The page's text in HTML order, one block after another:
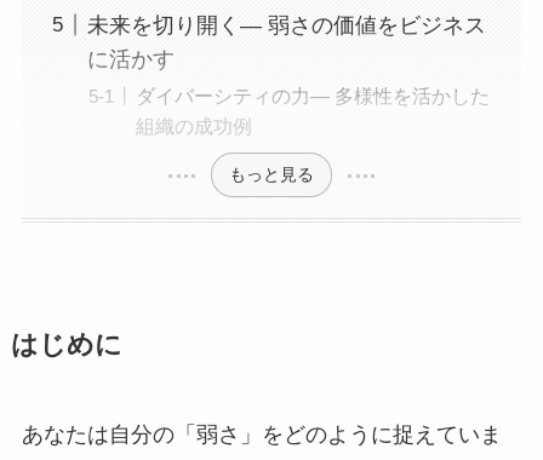
未来を切り開く— 弱さの価値をビジネス
に活かす
ダイバーシティの力— 多様性を活かした
組織の成功例
もっと見る
はじめに
あなたは自分の「弱さ」をどのように捉えていま